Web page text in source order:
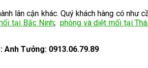
lân cận khác. Quý khách hàng có như
tại Bắc Ninh; phòng và diệt mối tại
Anh Tưởng: 0913.06.79.89